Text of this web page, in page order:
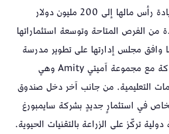
بروناي للاستثمار من زيادة رأس مالها إلى 200 مليون دولار
من الفرص المتاحة وتوسعة استثماراتها
وافق مجلس إدارتها على تطوير مدرسة
خاصة في مسقط بشراكة مع مجموعة آميتي Amity وهي
التعليمية. من جانب آخر دخل صندوق
في استثمارٍ جديدٍ بشركة سايمبورغ